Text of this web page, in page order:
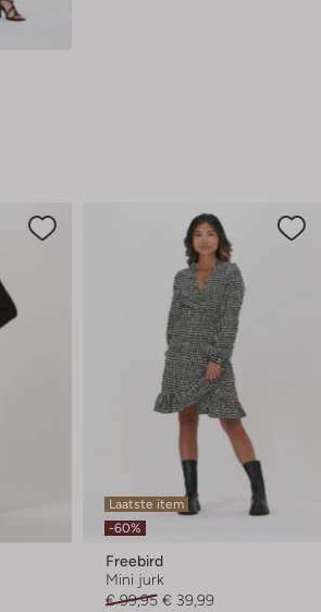
Laatste item
-60%
Freebird
Mini jurk
€ 99,95 € 39,99